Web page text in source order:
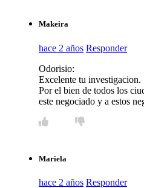
Makeira
hace 2 años Responder
Odorisio:
Excelente tu investigacion.
Por el bien de todos los
este negociado y a estos
Mariela
hace 2 años Responder